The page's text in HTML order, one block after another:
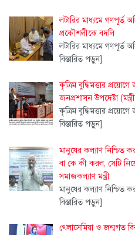
লটারির মাধ্যমে গণপূর্ত
প্রকৌশলীকে বদলি
লটারির মাধ্যমে গণপূর্ত
বিস্তারিত পড়ুন]
কৃত্রিম বুদ্ধিমত্তার
জনপ্রশাসন উপদেষ্টা
কৃত্রিম বুদ্ধিমত্তার
বিস্তারিত পড়ুন]
মানুষের কল্যাণ নিশ্চিত
বা কে কী করল, সেটি
সমাজকল্যাণ মন্ত্রী
মানুষের কল্যাণ নিশ্চিত
বিস্তারিত পড়ুন]
থেলাসেমিয়া ও জন্মগত